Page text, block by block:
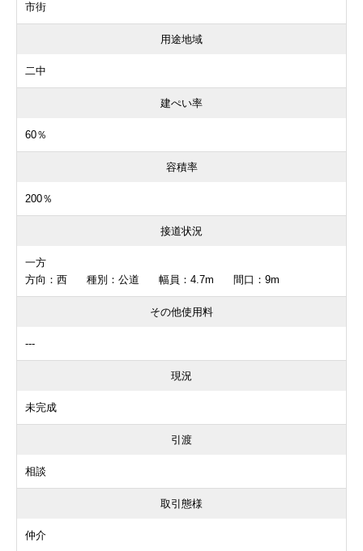
市街
用途地域
二中
建ぺい率
60％
容積率
200％
接道状況
一方
方向：西 種別：公道 幅員：4.7m 間口：9m
その他使用料
---
現況
未完成
引渡
相談
取引態様
仲介